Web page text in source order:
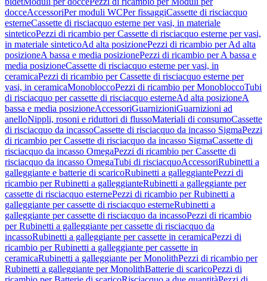
docceAccessoriPer moduli WCPer fissaggiCassette di risciacquo
esterneCassette di risciacquo esterne per vasi, in materiale
sinteticoPezzi di ricambio per Cassette di risciacquo esterne per vasi,
in materiale sinteticoAd alta posizionePezzi di ricambio per Ad alta
posizioneA bassa e media posizionePezzi di ricambio per A bassa e
media posizioneCassette di risciacquo esterne per vasi, in
ceramicaPezzi di ricambio per Cassette di risciacquo esterne per
vasi, in ceramicaMonobloccoPezzi di ricambio per MonobloccoTubi
di risciacquo per cassette di risciacquo esterneAd alta posizioneA
bassa e media posizioneAccessoriGuarnizioniGuarnizioni ad
anelloNippli, rosoni e riduttori di flussoMateriali di consumoCassette
di risciacquo da incassoCassette di risciacquo da incasso SigmaPezzi
di ricambio per Cassette di risciacquo da incasso SigmaCassette di
risciacquo da incasso OmegaPezzi di ricambio per Cassette di
risciacquo da incasso OmegaTubi di risciacquoAccessoriRubinetti a
galleggiante e batterie di scaricoRubinetti a galleggiantePezzi di
ricambio per Rubinetti a galleggianteRubinetti a galleggiante per
cassette di risciacquo esternePezzi di ricambio per Rubinetti a
galleggiante per cassette di risciacquo esterneRubinetti a
galleggiante per cassette di risciacquo da incassoPezzi di ricambio
per Rubinetti a galleggiante per cassette di risciacquo da
incassoRubinetti a galleggiante per cassette in ceramicaPezzi di
ricambio per Rubinetti a galleggiante per cassette in
ceramicaRubinetti a galleggiante per MonolithPezzi di ricambio per
Rubinetti a galleggiante per MonolithBatterie di scaricoPezzi di